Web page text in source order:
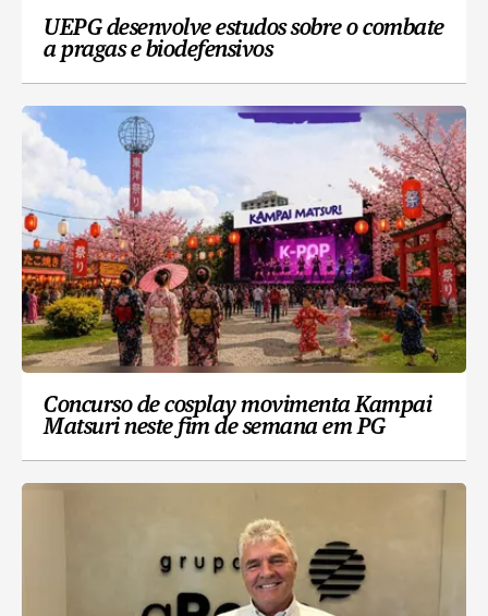
UEPG desenvolve estudos sobre o combate
a pragas e biodefensivos
Concurso de cosplay movimenta Kampai
Matsuri neste fim de semana em PG